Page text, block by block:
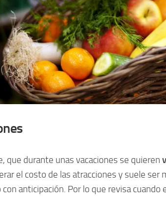
que durante unas vacaciones se quieren
el costo de las atracciones y suele ser
anticipación. Por lo que revisa